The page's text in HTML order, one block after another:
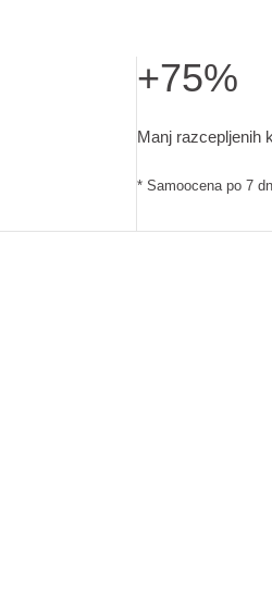
+75%
Manj razcepljenih
* Samoocena po 7